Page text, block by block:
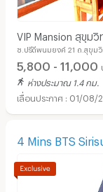
VIP Mansion สุขุมวิ
ซ.ปรีดีพนมยงค์ 21 ถ.สุขุมวิ
5,800 - 11,000
ห่างประมาณ 1.4 กม.
01/08/
4 Mins BTS